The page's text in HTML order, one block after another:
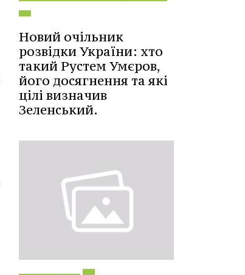
Новий очільник
розвідки України: хто
такий Рустем Умєров,
його досягнення та які
цілі визначив
Зеленський.